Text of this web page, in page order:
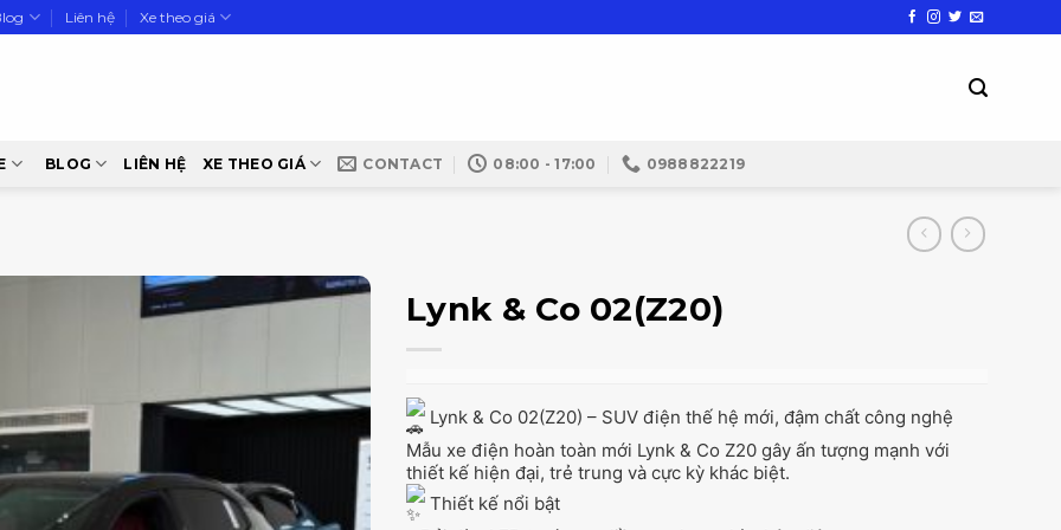
Liên hệ Xe theo giá
BLOG LIÊN HỆ XE THEO GIÁ CONTACT 08:00 - 17:00 0988822219
Lynk & Co 02(Z20)
Lynk & Co 02(Z20) – SUV điện thế hệ mới, đậm chất công nghệ
Mẫu xe điện hoàn toàn mới Lynk & Co Z20 gây ấn tượng mạnh với
thiết kế hiện đại, trẻ trung và cực kỳ khác biệt.
Thiết kế nổi bật